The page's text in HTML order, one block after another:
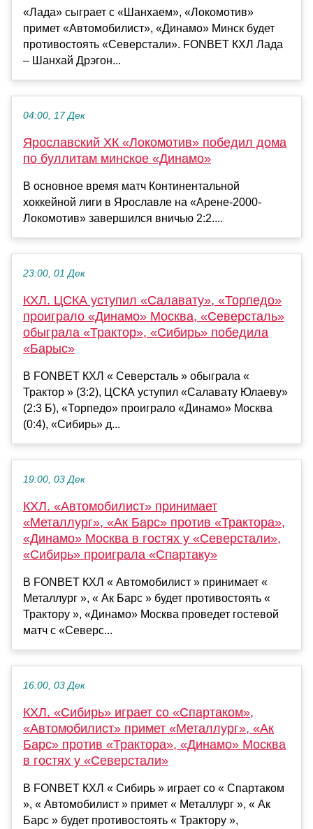
«Лада» сыграет с «Шанхаем», «Локомотив»
примет «Автомобилист», «Динамо» Минск будет
противостоять «Северстали». FONBET КХЛ Лада
– Шанхай Дрэгон...
04:00, 17 Дек
Ярославский ХК «Локомотив» победил дома
по буллитам минское «Динамо»
В основное время матч Континентальной
хоккейной лиги в Ярославле на «Арене-2000-
Локомотив» завершился вничью 2:2....
23:00, 01 Дек
КХЛ. ЦСКА уступил «Салавату», «Торпедо»
проиграло «Динамо» Москва, «Северсталь»
обыграла «Трактор», «Сибирь» победила
«Барыс»
В FONBET КХЛ « Северсталь » обыграла «
Трактор » (3:2), ЦСКА уступил «Салавату Юлаеву»
(2:3 Б), «Торпедо» проиграло «Динамо» Москва
(0:4), «Сибирь» д...
19:00, 03 Дек
КХЛ. «Автомобилист» принимает
«Металлург», «Ак Барс» против «Трактора»,
«Динамо» Москва в гостях у «Северстали»,
«Сибирь» проиграла «Спартаку»
В FONBET КХЛ « Автомобилист » принимает «
Металлург », « Ак Барс » будет противостоять «
Трактору », «Динамо» Москва проведет гостевой
матч с «Северс...
16:00, 03 Дек
КХЛ. «Сибирь» играет со «Спартаком»,
«Автомобилист» примет «Металлург», «Ак
Барс» против «Трактора», «Динамо» Москва
в гостях у «Северстали»
В FONBET КХЛ « Сибирь » играет со « Спартаком
», « Автомобилист » примет « Металлург », « Ак
Барс » будет противостоять « Трактору »,